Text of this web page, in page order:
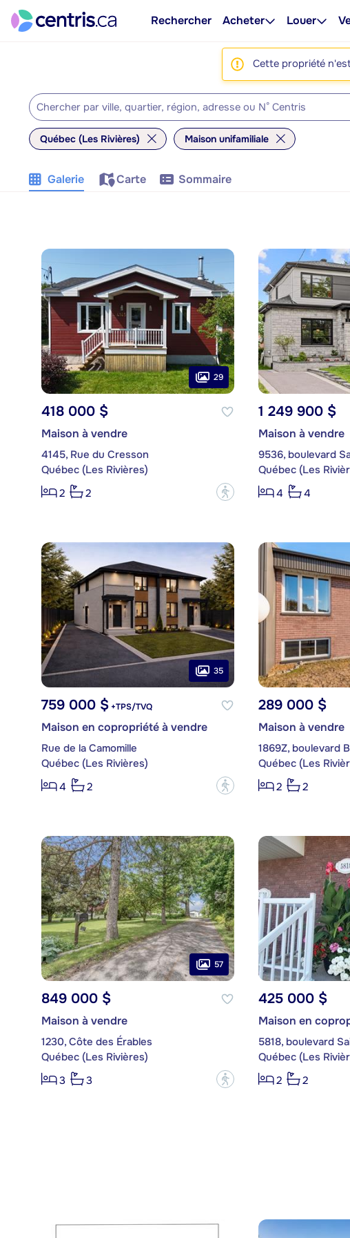
Rechercher Acheter Louer
Cette propriété
Québec (Les Rivières) Maison unifamiliale
Galerie Carte Sommaire
29
418 000 $
Maison à vendre
4145, Rue du Cresson
Québec (Les Rivières)
2
2 ?
1 249 900 $
Maison à vendre
9536, boulevard
Québec (Les
4
4
35
759 000 $+TPS/TVQ
Maison en copropriété à vendre
Rue de la Camomille
Québec (Les Rivières)
4
2 ?
289 000 $
Maison à vendre
1869Z, boulevard
Québec (Les
2
2
57
849 000 $
Maison à vendre
1230, Côte des Érables
Québec (Les Rivières)
3
3 ?
425 000 $
Maison en
5818, boulevard
Québec (Les
2
2